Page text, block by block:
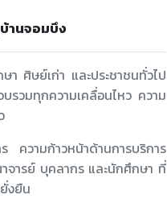
านจอมบึง
ศิษย์เก่า และประชาชนทั่วไป
รวมทุกความเคลื่อนไหว ความ
ความก้าวหน้าด้านการบริการ
จารย์ บุคลากร และนักศึกษา ที่
งยืน